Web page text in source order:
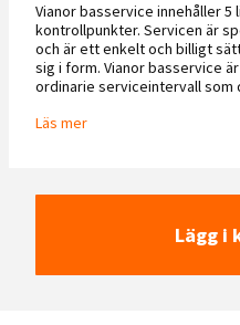
Vianor basservice innehåller
kontrollpunkter. Servicen är
och är ett enkelt och billigt
sig i form. Vianor basservice
ordinarie serviceintervall som
Läs mer
Lägg i